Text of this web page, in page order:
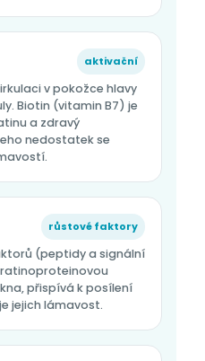
aktivační
v pokožce hlavy
Biotin (vitamin B7) je
a zdravý
nedostatek se
růstové faktory
(peptidy a signální
přispívá k posílení
jejich lámavost.